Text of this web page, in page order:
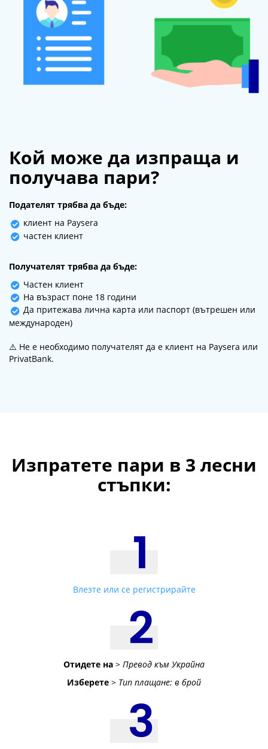
Кой може да изпраща и
получава пари?
Подателят трябва да бъде:
клиент на Paysera
частен клиент
Получателят трябва да бъде:
Частен клиент
На възраст поне 18 години
Да притежава лична карта или паспорт (вътрешен или
международен)
⚠️ Не е необходимо получателят да е клиент на Paysera или
PrivatBank.
Изпратете пари в 3 лесни
стъпки:
Влезте или се регистрирайте
Отидете на > Превод към Украйна
Изберете > Тип плащане: в брой